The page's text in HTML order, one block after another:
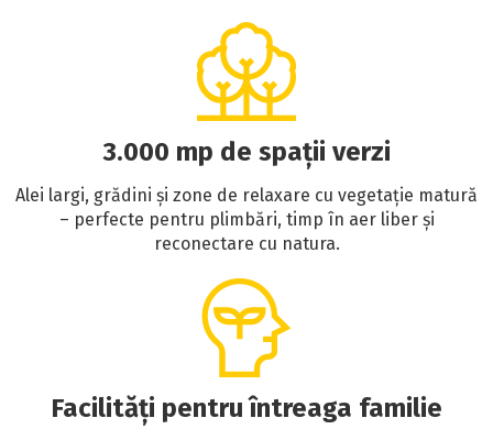
3.000 mp de spații verzi
Alei largi, grădini și zone de relaxare cu vegetație matură
– perfecte pentru plimbări, timp în aer liber și
reconectare cu natura.
Facilități pentru întreaga familie